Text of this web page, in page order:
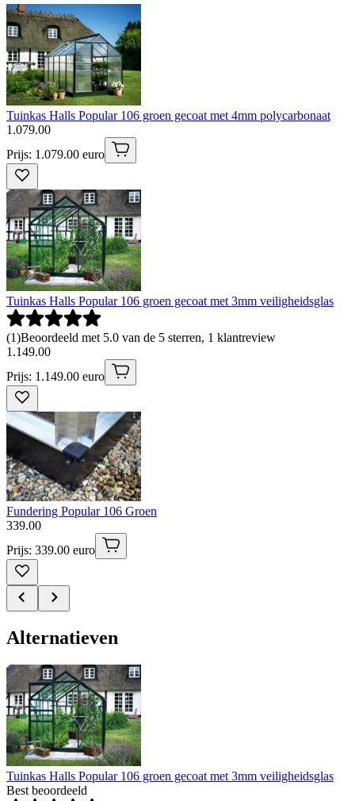
Tuinkas Halls Popular 106 groen gecoat met 4mm polycarbonaat
1 .079.00
Prijs: 1.079.00 euro
Tuinkas Halls Popular 106 groen gecoat met 3mm veiligheidsglas
(1)Beoordeeld met 5.0 van de 5 sterren, 1 klantreview
1 .149.00
Prijs: 1.149.00 euro
Fundering Popular 106 Groen
339.00
Prijs: 339.00 euro
Alternatieven
Tuinkas Halls Popular 106 groen gecoat met 3mm veiligheidsglas
Best beoordeeld